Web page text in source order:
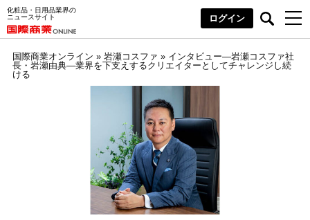
化粧品・日用品業界の
ニュースサイト
ログイン
国際商業オンライン » 岩瀬コスファ » インタビュー―岩瀬コスファ社
長・岩瀬由典―業界を下支えするクリエイターとしてチャレンジし続
ける